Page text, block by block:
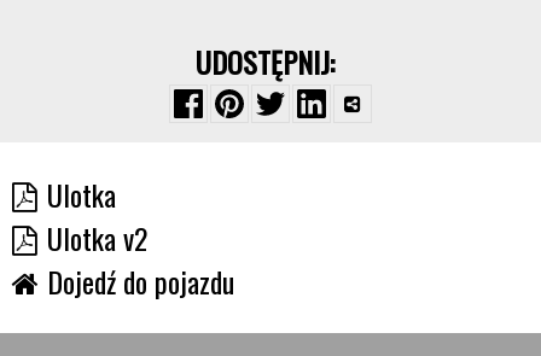
UDOSTĘPNIJ:
Ulotka
Ulotka v2
Dojedź do pojazdu